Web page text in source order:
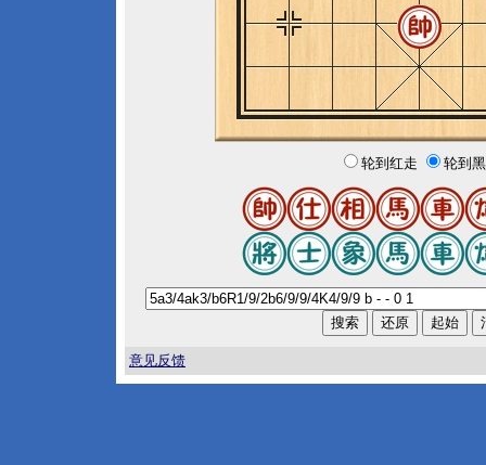
轮到红走 轮到
意见反馈